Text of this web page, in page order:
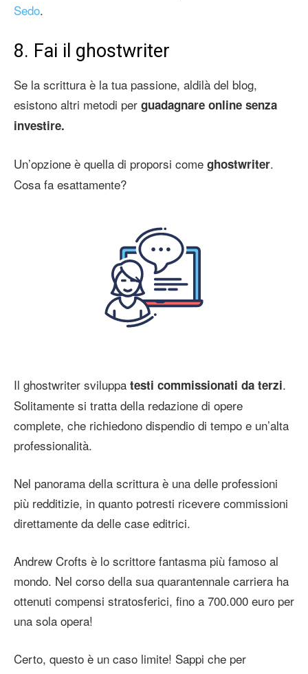
Sedo.
8. Fai il ghostwriter
Se la scrittura è la tua passione, aldilà del blog,
esistono altri metodi per guadagnare online senza
investire.
Un’opzione è quella di proporsi come ghostwriter.
Cosa fa esattamente?
Il ghostwriter sviluppa testi commissionati da terzi.
Solitamente si tratta della redazione di opere
complete, che richiedono dispendio di tempo e un’alta
professionalità.
Nel panorama della scrittura è una delle professioni
più redditizie, in quanto potresti ricevere commissioni
direttamente da delle case editrici.
Andrew Crofts è lo scrittore fantasma più famoso al
mondo. Nel corso della sua quarantennale carriera ha
ottenuti compensi stratosferici, fino a 700.000 euro per
una sola opera!
Certo, questo è un caso limite! Sappi che per